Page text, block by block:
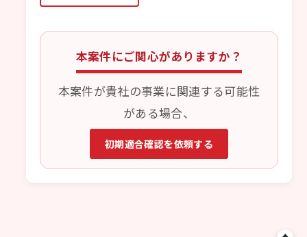
本案件にご関心がありますか？
本案件が貴社の事業に関連する可能性
がある場合、
初期適合確認を依頼する